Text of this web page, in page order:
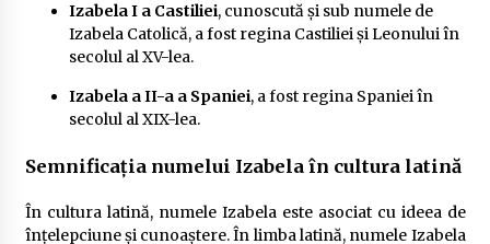
Izabela I a Castiliei, cunoscută și sub numele de
Izabela Catolică, a fost regina Castiliei și Leonului în
secolul al XV-lea.
Izabela a II-a a Spaniei, a fost regina Spaniei în
secolul al XIX-lea.
Semnificația numelui Izabela în cultura latină
În cultura latină, numele Izabela este asociat cu ideea de
înțelepciune și cunoaștere. În limba latină, numele Izabela